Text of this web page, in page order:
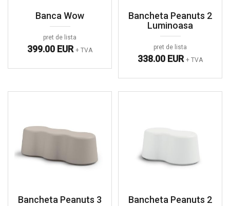
Banca Wow
pret de lista
399.00 EUR + TVA
Bancheta Peanuts 2
Luminoasa
pret de lista
338.00 EUR + TVA
Bancheta Peanuts 3 Bancheta Peanuts 2